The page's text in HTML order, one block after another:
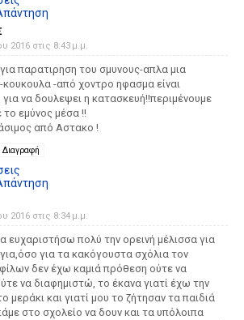
2016 στις 8:43 μ.μ.
παρατιρηση του σμυνους-απλα μια
-από χοντρο ηφασμα είναι
να δουλεψει η κατασκευή!!περιμένουμε
το εμύνος μέσα !!
από Αστακο !
Διαγραφή
2016 στις 8:34 μ.μ.
ευχαριστήσω πολύ την ορεινή μέλισσα για
για τα κακόγουστα σχόλια τον
δεν έχω καμιά πρόθεση ούτε να
να διαφημιστώ, το έκανα γιατί έχω την
μεράκι και γιατί μου το ζήτησαν τα παιδιά
στο σχολείο να δουν και τα υπόλοιπα